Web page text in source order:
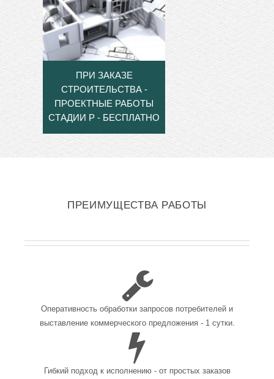
ПРИ ЗАКАЗЕ
СТРОИТЕЛЬСТВА -
ПРОЕКТНЫЕ РАБОТЫ
СТАДИИ Р - БЕСПЛАТНО
ПРЕИМУЩЕСТВА РАБОТЫ
Оперативность обработки запросов потребителей и
выставление коммерческого предложения - 1 сутки.
Гибкий подход к исполнению - от простых заказов